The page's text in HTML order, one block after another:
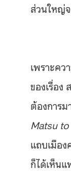
ส่วนใหญ่
เพราะค
ของเรื่อ
ต้องการ
Matsu
แถบเมือ
ก็ได้เห็น